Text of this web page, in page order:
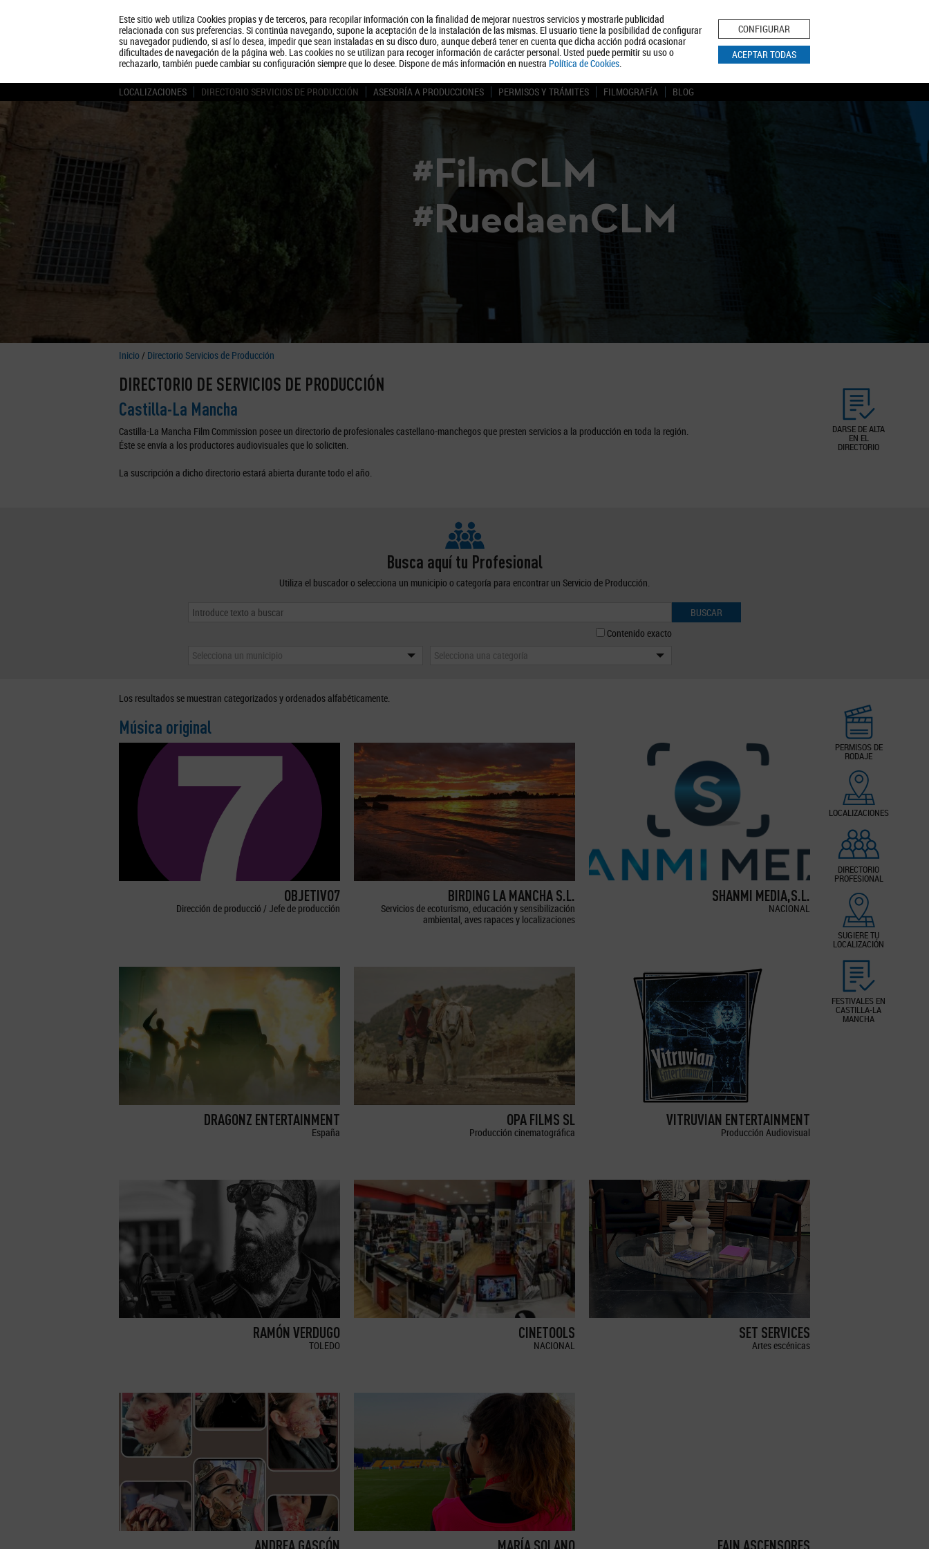
Este sitio web utiliza Cookies propias y de terceros, para recopilar información con la finalidad de mejorar nuestros servicios y mostrarle publicidad
relacionada con sus preferencias. Si continúa navegando, supone la aceptación de la instalación de las mismas. El usuario tiene la posibilidad de configurar
su navegador pudiendo, si así lo desea, impedir que sean instaladas en su disco duro, aunque deberá tener en cuenta que dicha acción podrá ocasionar
dificultades de navegación de la página web. Las cookies no se utilizan para recoger información de carácter personal. Usted puede permitir su uso o
rechazarlo, también puede cambiar su configuración siempre que lo desee. Dispone de más información en nuestra Política de Cookies.
CONFIGURAR
ACEPTAR TODAS
Quiénes somos Turismo Política de Privacidad Aviso Legal Política de Cookies
BUSCAR
LOCALIZACIONES DIRECTORIO SERVICIOS DE PRODUCCIÓN ASESORÍA A PRODUCCIONES PERMISOS Y TRÁMITES FILMOGRAFÍA BLOG
#FilmCLM
#RuedaenCLM
Inicio / Directorio Servicios de Producción
DARSE DE ALTA
EN EL
DIRECTORIO
DIRECTORIO DE SERVICIOS DE PRODUCCIÓN
Castilla-La Mancha
Castilla-La Mancha Film Commission posee un directorio de profesionales castellano-manchegos que presten servicios a la producción en toda la región.
Éste se envía a los productores audiovisuales que lo soliciten.
La suscripción a dicho directorio estará abierta durante todo el año.
Busca aquí tu Profesional
Utiliza el buscador o selecciona un municipio o categoría para encontrar un Servicio de Producción.
BUSCAR
Contenido exacto
Selecciona un municipio
Selecciona una categoría
PERMISOS DE
RODAJE
LOCALIZACIONES
DIRECTORIO
PROFESIONAL
SUGIERE TU
LOCALIZACIÓN
FESTIVALES EN
CASTILLA-LA
MANCHA
Los resultados se muestran categorizados y ordenados alfabéticamente.
Música original
OBJETIVO7
Dirección de producció / Jefe de producción
BIRDING LA MANCHA S.L.
Servicios de ecoturismo, educación y sensibilización
ambiental, aves rapaces y localizaciones
SHANMI MEDIA,S.L.
NACIONAL
DRAGONZ ENTERTAINMENT
España
OPA FILMS SL
Producción cinematográfica
VITRUVIAN ENTERTAINMENT
Producción Audiovisual
RAMÓN VERDUGO
TOLEDO
CINETOOLS
NACIONAL
SET SERVICES
Artes escénicas
ANDREA GASCÓN MARÍA SOLANO FAIN ASCENSORES